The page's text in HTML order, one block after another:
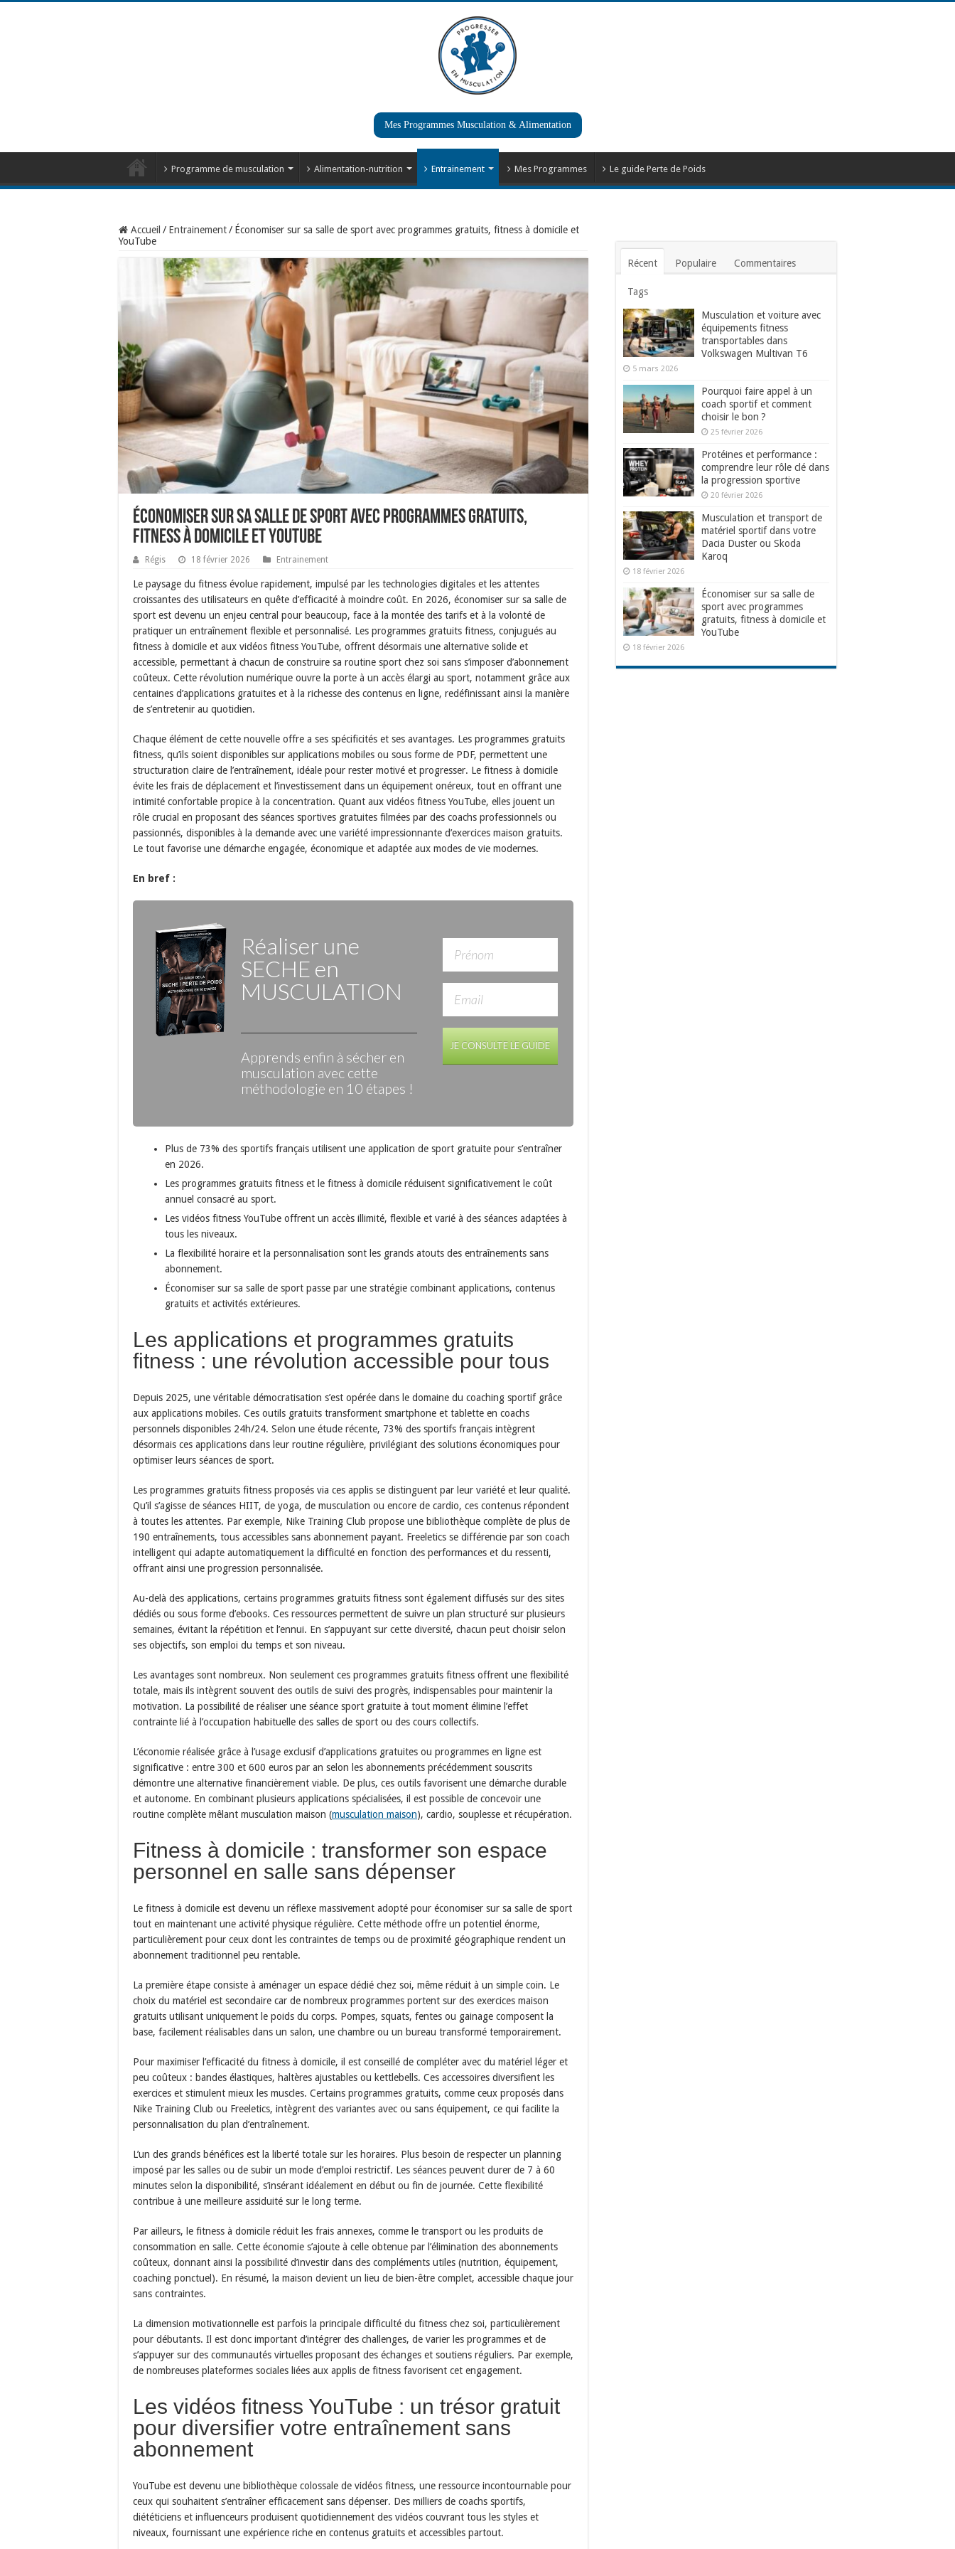
Mes Programmes Musculation & Alimentation
Programme de musculation Alimentation-nutrition Entrainement Mes Programmes Le guide Perte de Poids
Accueil / Entrainement/ Économiser sur sa salle de sport avec programmes gratuits, fitness à domicile et
YouTube
Économiser sur sa salle de sport avec programmes gratuits,
fitness à domicile et YouTube
Régis 18 février 2026 Entrainement
Le paysage du fitness évolue rapidement, impulsé par les technologies digitales et les attentes
croissantes des utilisateurs en quête d’efficacité à moindre coût. En 2026, économiser sur sa salle de
sport est devenu un enjeu central pour beaucoup, face à la montée des tarifs et à la volonté de
pratiquer un entraînement flexible et personnalisé. Les programmes gratuits fitness, conjugués au
fitness à domicile et aux vidéos fitness YouTube, offrent désormais une alternative solide et
accessible, permettant à chacun de construire sa routine sport chez soi sans s’imposer d’abonnement
coûteux. Cette révolution numérique ouvre la porte à un accès élargi au sport, notamment grâce aux
centaines d’applications gratuites et à la richesse des contenus en ligne, redéfinissant ainsi la manière
de s’entretenir au quotidien.
Chaque élément de cette nouvelle offre a ses spécificités et ses avantages. Les programmes gratuits
fitness, qu’ils soient disponibles sur applications mobiles ou sous forme de PDF, permettent une
structuration claire de l’entraînement, idéale pour rester motivé et progresser. Le fitness à domicile
évite les frais de déplacement et l’investissement dans un équipement onéreux, tout en offrant une
intimité confortable propice à la concentration. Quant aux vidéos fitness YouTube, elles jouent un
rôle crucial en proposant des séances sportives gratuites filmées par des coachs professionnels ou
passionnés, disponibles à la demande avec une variété impressionnante d’exercices maison gratuits.
Le tout favorise une démarche engagée, économique et adaptée aux modes de vie modernes.
En bref :
Réaliser une
SECHE en
MUSCULATION
Apprends enfin à sécher en
musculation avec cette
méthodologie en 10 étapes !
JE CONSULTE LE GUIDE
Plus de 73% des sportifs français utilisent une application de sport gratuite pour s’entraîner
en 2026.
Les programmes gratuits fitness et le fitness à domicile réduisent significativement le coût
annuel consacré au sport.
Les vidéos fitness YouTube offrent un accès illimité, flexible et varié à des séances adaptées à
tous les niveaux.
La flexibilité horaire et la personnalisation sont les grands atouts des entraînements sans
abonnement.
Économiser sur sa salle de sport passe par une stratégie combinant applications, contenus
gratuits et activités extérieures.
Les applications et programmes gratuits
fitness : une révolution accessible pour tous
Depuis 2025, une véritable démocratisation s’est opérée dans le domaine du coaching sportif grâce
aux applications mobiles. Ces outils gratuits transforment smartphone et tablette en coachs
personnels disponibles 24h/24. Selon une étude récente, 73% des sportifs français intègrent
désormais ces applications dans leur routine régulière, privilégiant des solutions économiques pour
optimiser leurs séances de sport.
Les programmes gratuits fitness proposés via ces applis se distinguent par leur variété et leur qualité.
Qu’il s’agisse de séances HIIT, de yoga, de musculation ou encore de cardio, ces contenus répondent
à toutes les attentes. Par exemple, Nike Training Club propose une bibliothèque complète de plus de
190 entraînements, tous accessibles sans abonnement payant. Freeletics se différencie par son coach
intelligent qui adapte automatiquement la difficulté en fonction des performances et du ressenti,
offrant ainsi une progression personnalisée.
Au-delà des applications, certains programmes gratuits fitness sont également diffusés sur des sites
dédiés ou sous forme d’ebooks. Ces ressources permettent de suivre un plan structuré sur plusieurs
semaines, évitant la répétition et l’ennui. En s’appuyant sur cette diversité, chacun peut choisir selon
ses objectifs, son emploi du temps et son niveau.
Les avantages sont nombreux. Non seulement ces programmes gratuits fitness offrent une flexibilité
totale, mais ils intègrent souvent des outils de suivi des progrès, indispensables pour maintenir la
motivation. La possibilité de réaliser une séance sport gratuite à tout moment élimine l’effet
contrainte lié à l’occupation habituelle des salles de sport ou des cours collectifs.
L’économie réalisée grâce à l’usage exclusif d’applications gratuites ou programmes en ligne est
significative : entre 300 et 600 euros par an selon les abonnements précédemment souscrits
démontre une alternative financièrement viable. De plus, ces outils favorisent une démarche durable
et autonome. En combinant plusieurs applications spécialisées, il est possible de concevoir une
routine complète mêlant musculation maison (musculation maison), cardio, souplesse et récupération.
Fitness à domicile : transformer son espace
personnel en salle sans dépenser
Le fitness à domicile est devenu un réflexe massivement adopté pour économiser sur sa salle de sport
tout en maintenant une activité physique régulière. Cette méthode offre un potentiel énorme,
particulièrement pour ceux dont les contraintes de temps ou de proximité géographique rendent un
abonnement traditionnel peu rentable.
La première étape consiste à aménager un espace dédié chez soi, même réduit à un simple coin. Le
choix du matériel est secondaire car de nombreux programmes portent sur des exercices maison
gratuits utilisant uniquement le poids du corps. Pompes, squats, fentes ou gainage composent la
base, facilement réalisables dans un salon, une chambre ou un bureau transformé temporairement.
Pour maximiser l’efficacité du fitness à domicile, il est conseillé de compléter avec du matériel léger et
peu coûteux : bandes élastiques, haltères ajustables ou kettlebells. Ces accessoires diversifient les
exercices et stimulent mieux les muscles. Certains programmes gratuits, comme ceux proposés dans
Nike Training Club ou Freeletics, intègrent des variantes avec ou sans équipement, ce qui facilite la
personnalisation du plan d’entraînement.
L’un des grands bénéfices est la liberté totale sur les horaires. Plus besoin de respecter un planning
imposé par les salles ou de subir un mode d’emploi restrictif. Les séances peuvent durer de 7 à 60
minutes selon la disponibilité, s’insérant idéalement en début ou fin de journée. Cette flexibilité
contribue à une meilleure assiduité sur le long terme.
Par ailleurs, le fitness à domicile réduit les frais annexes, comme le transport ou les produits de
consommation en salle. Cette économie s’ajoute à celle obtenue par l’élimination des abonnements
coûteux, donnant ainsi la possibilité d’investir dans des compléments utiles (nutrition, équipement,
coaching ponctuel). En résumé, la maison devient un lieu de bien-être complet, accessible chaque jour
sans contraintes.
La dimension motivationnelle est parfois la principale difficulté du fitness chez soi, particulièrement
pour débutants. Il est donc important d’intégrer des challenges, de varier les programmes et de
s’appuyer sur des communautés virtuelles proposant des échanges et soutiens réguliers. Par exemple,
de nombreuses plateformes sociales liées aux applis de fitness favorisent cet engagement.
Les vidéos fitness YouTube : un trésor gratuit
pour diversifier votre entraînement sans
abonnement
YouTube est devenu une bibliothèque colossale de vidéos fitness, une ressource incontournable pour
ceux qui souhaitent s’entraîner efficacement sans dépenser. Des milliers de coachs sportifs,
diététiciens et influenceurs produisent quotidiennement des vidéos couvrant tous les styles et
niveaux, fournissant une expérience riche en contenus gratuits et accessibles partout.
Récent Populaire Commentaires
Tags
Musculation et voiture avec
équipements fitness
transportables dans
Volkswagen Multivan T6
5 mars 2026
Pourquoi faire appel à un
coach sportif et comment
choisir le bon ?
25 février 2026
Protéines et performance :
comprendre leur rôle clé dans
la progression sportive
20 février 2026
Musculation et transport de
matériel sportif dans votre
Dacia Duster ou Skoda
Karoq
18 février 2026
Économiser sur sa salle de
sport avec programmes
gratuits, fitness à domicile et
YouTube
18 février 2026
Le guide de laPERTE
DE POIDS / SECHE
x